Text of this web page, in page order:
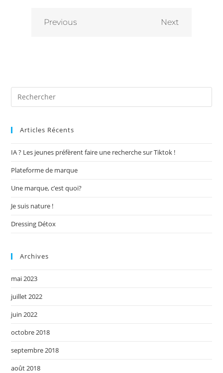
Previous Next
Articles Récents
IA ? Les jeunes préfèrent faire une recherche sur Tiktok !
Plateforme de marque
Une marque, c’est quoi?
Je suis nature !
Dressing Détox
Archives
mai 2023
juillet 2022
juin 2022
octobre 2018
septembre 2018
août 2018